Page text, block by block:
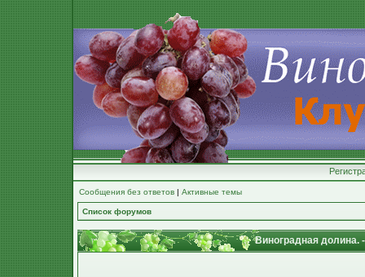
Сообщения без ответов | Активные темы
Список форумов
Виноградная долина.